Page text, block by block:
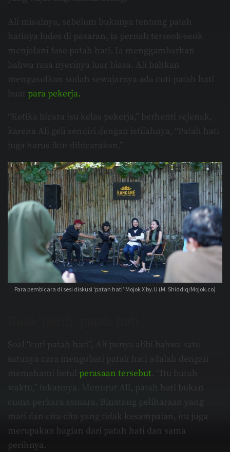
Ali misalnya, sebelum bukunya tentang patah
hatinya ludes di pasaran, ia pernah terseok-seok
menjalani fase patah hati. Ia menggambarkan
bahwa rasa nyerinya luar biasa. Ali bahkan
mengusulkan sudah sewajarnya ada cuti patah hati
buat para pekerja.
“Ketika bicara isu kelas pekerja,” berhenti sejenak,
karena Ali geli sendiri dengan istilahnya, “Patah hati
juga harus ikut dibicarakan.”
Para pembicara di sesi diskusi ‘patah hati’ Mojok X by.U (M. Shiddiq/Mojok.co)
Soal “cuti patah hati”, Ali punya alibi bahwa satu-
satunya cara mengobati patah hati adalah dengan
memahami betul perasaan tersebut. “Itu butuh
waktu,” tekannya. Menurut Ali, patah hati bukan
cuma perkara asmara. Binatang peliharaan yang
mati dan cita-cita yang tidak kesampaian, itu juga
merupakan bagian dari patah hati dan sama
perihnya.